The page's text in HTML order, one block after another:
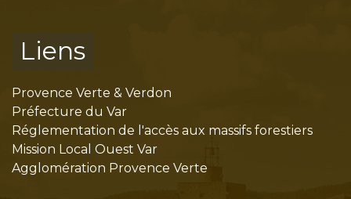
Liens
Provence Verte & Verdon
Préfecture du Var
Réglementation de l'accès aux massifs forestiers
Mission Local Ouest Var
Agglomération Provence Verte